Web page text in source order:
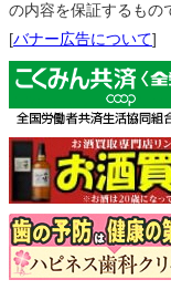
の内容を保証するもの
[バナー広告について]